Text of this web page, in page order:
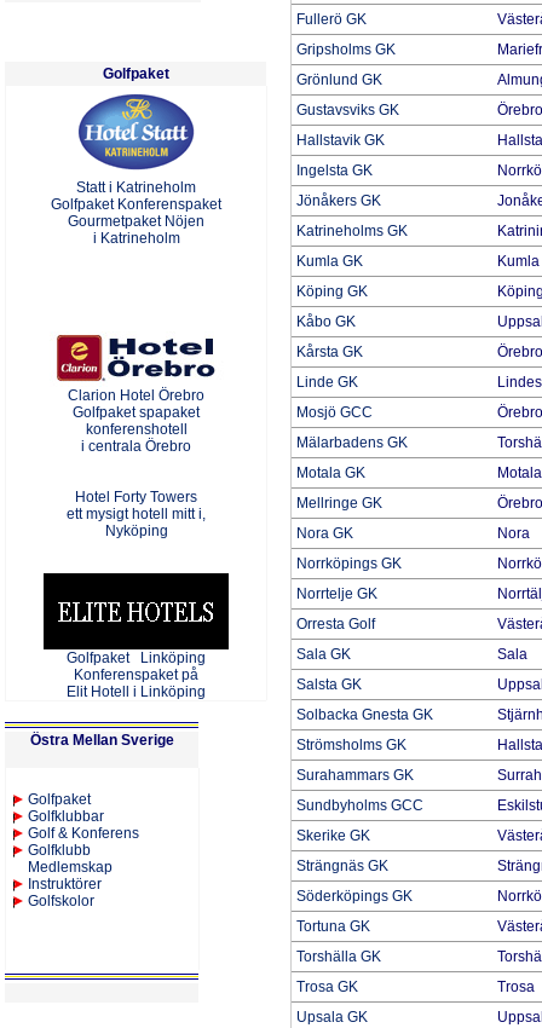
Golfpaket
Statt i Katrineholm
Golfpaket Konferenspaket
Gourmetpaket Nöjen
i Katrineholm
Clarion Hotel Örebro
Golfpaket spapaket
konferenshotell
i centrala Örebro
Hotel Forty Towers
ett mysigt hotell mitt i,
Nyköping
Golfpaket Linköping
Konferenspaket på
Elit Hotell i Linköping
Östra Mellan Sverige
Golfpaket
Golfklubbar
Golf & Konferens
Golfklubb
Medlemskap
Instruktörer
Golfskolor
Fullerö GK
Gripsholms GK
Grönlund GK
Gustavsviks GK
Örebro
Hallstavik GK
Ingelsta GK
Jönåkers GK
Katrineholms GK
Kumla GK
Kumla
Köping GK
Kåbo GK
Kårsta GK
Örebro
Linde GK
Mosjö GCC
Örebro
Mälarbadens GK
Motala GK
Motala
Mellringe GK
Örebro
Nora GK
Nora
Norrköpings GK
Norrtelje GK
Orresta Golf
Sala GK
Sala
Salsta GK
Solbacka Gnesta GK
Strömsholms GK
Surahammars GK
Sundbyholms GCC
Skerike GK
Strängnäs GK
Söderköpings GK
Tortuna GK
Torshälla GK
Trosa GK
Trosa
Upsala GK